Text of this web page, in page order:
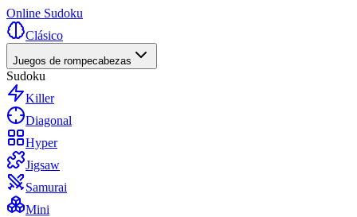
Online Sudoku
Clásico
Juegos de rompecabezas
Sudoku
Killer
Diagonal
Hyper
Jigsaw
Samurai
Mini